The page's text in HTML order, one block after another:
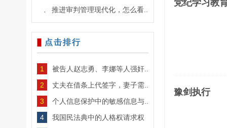
· 推进审判管理现代化，怎么看..
点击排行
1
被告人赵志勇、李娜等人强奸..
2
丈夫在借条上代签字，妻子需..
3
个人信息保护中的敏感信息与..
4
我国民法典中的人格权请求权
党纪学习教
豫剑执行